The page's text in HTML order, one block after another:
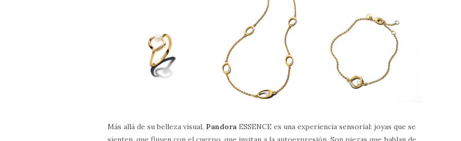
Más allá de su belleza visual, Pandora ESSENCE es una experiencia sensorial: joyas que se